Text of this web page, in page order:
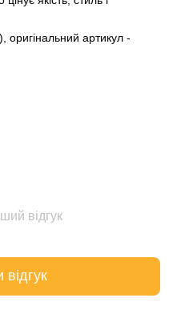
оригінальний артикул -
відгук